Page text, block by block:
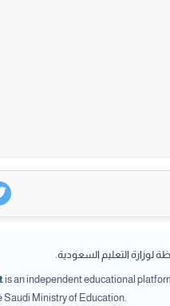
لوزارة التعليم السعودية.
is an independent educational
Saudi Ministry of Education.